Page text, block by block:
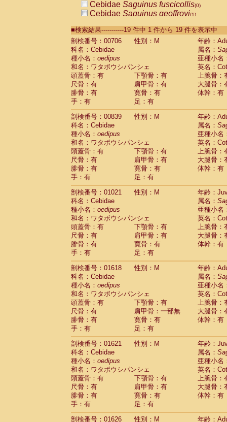
Cebidae Saguinus fuscicollis(0)
Cebidae Saguinus geoffroyi(1)
CebidaeSaguinus labiatus(0)
Cebidae Saguinus leucopus (4)
Cebidae
Cebidae
CebidaeSaguinus nigricollis (12)
Cebidae Saguinus oedipus
Cebidae Saguinus weddelli
Cebidae Saguinusspp.
Cebidae Aotus trivirgatus
Cebidae Cebus albifrons
Cebidae
Cebidae
CebidaeCebus nigrivittatus
Cebidae Cebusspp.(0)
Cebidae Saimiri boliviensis
Cebidae Saimiri sciureus
Atelidae Alouatta caraya
AtelidaeAlouatta fusca
AtelidaeAlouatta seniculus
Atelidae
Atelidae Ateles belzebuth
Atelidae Ateles geoffroyi
Atelidae Ateles paniscus
Atelidae Atelesspp.
Atelidae Lagothrix lagothricha
AtelidaeLagothrix lagothricha cana(0)
Pitheciidae
Cacajao calvus
Pitheciidae
Callicebus cupreus(0)
Pitheciidae Callicebus donacophilus(0)
PitheciidaeCallicebus moloch(0)
Pitheciidae Callicebus torquatus(0)
Pitheciidae Callicebusspp.
Pitheciidae Chiropotes satanas
Pitheciidae Pithecia monachus
Pitheciidae Pithecia pithecia (0)
Cercopithecidae Cercocebus agilis (0)
Cercopithecidae
Cercocebus
Cercopithecidae
Cercocebus
CercopithecidaeCercocebus
CercopithecidaeCercocebus
CercopithecidaeCercocebus hybrid(0)
CercopithecidaeCercocebus
CercopithecidaeLophocebus
■検索結果-----------19 件中 1 件から 19 件を表示中
剖検番号：00706
性別：M
年齢：
科名：Cebidae
属名：
種小名： oedipus
亜種小名
和名：ワタボウシパンシェ
英名：
頭蓋骨：有
下顎骨：有
上腕骨：
尺骨：有
肩甲骨：有
大腿骨：
腓骨：有
寛骨：有
体幹：有
手：有
足：有
剖検番号：00839
性別：M
年齢：
科名：Cebidae
属名：
種小名： oedipus
亜種小名
和名：ワタボウシパンシェ
英名：
頭蓋骨：有
下顎骨：有
上腕骨：
尺骨：有
肩甲骨：有
大腿骨：
腓骨：有
寛骨：有
体幹：有
手：有
足：有
剖検番号：01021
性別：M
年齢：
科名：Cebidae
属名：
種小名： oedipus
亜種小名
和名：ワタボウシパンシェ
英名：
頭蓋骨：有
下顎骨：有
上腕骨：
尺骨：有
肩甲骨：有
大腿骨：
腓骨：有
寛骨：有
体幹：有
手：有
足：有
剖検番号：01618
性別：M
年齢：
科名：Cebidae
属名：
種小名： oedipus
亜種小名
和名：ワタボウシパンシェ
英名：
頭蓋骨：有
下顎骨：有
上腕骨：
尺骨：有
肩甲骨：一部無
大腿骨：
腓骨：有
寛骨：有
体幹：有
手：有
足：有
剖検番号：01621
性別：M
年齢：
科名：Cebidae
属名：
種小名： oedipus
亜種小名
和名：ワタボウシパンシェ
英名：
頭蓋骨：有
下顎骨：有
上腕骨：
尺骨：有
肩甲骨：有
大腿骨：
腓骨：有
寛骨：有
体幹：有
手：有
足：有
剖検番号：01626
性別：M
年齢：